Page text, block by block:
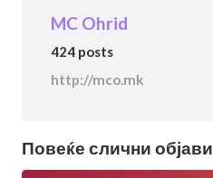
MC Ohrid
424 posts
http://mco.mk
Повеќе слични објави